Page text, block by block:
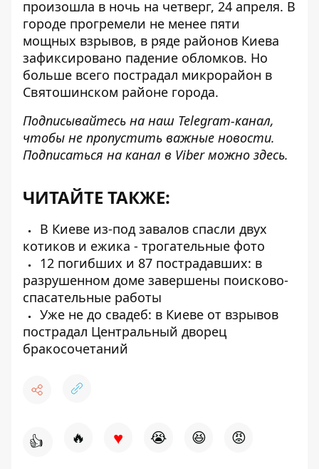
произошла в ночь на четверг, 24 апреля. В
городе прогремели не менее пяти
мощных взрывов, в ряде районов Киева
зафиксировано падение обломков. Но
больше всего пострадал микрорайон в
Святошинском районе города.
Подписывайтесь на наш Telegram-канал,
чтобы не пропустить важные новости.
Подписаться на канал в Viber можно здесь.
ЧИТАЙТЕ ТАКЖЕ:
В Киеве из-под завалов спасли двух
котиков и ежика - трогательные фото
12 погибших и 87 пострадавших: в
разрушенном доме завершены поисково-
спасательные работы
Уже не до свадеб: в Киеве от взрывов
пострадал Центральный дворец
бракосочетаний
👍 🔥 ♥ 😭 😆 😡